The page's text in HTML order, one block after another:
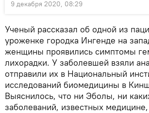
9 декабря 2020, 08:29
Ученый рассказал об одной из
уроженке городка Ингенде на
женщины проявились симптомы
лихорадки. У заболевшей взяли
отправили их в Национальный
исследований биомедицины в
Выяснилось, что ни Эболы, ни
заболеваний, известных